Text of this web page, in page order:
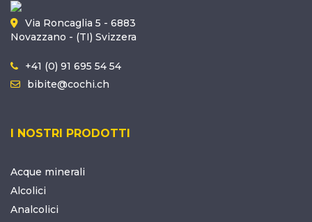
Via Roncaglia 5 - 6883
Novazzano - (TI) Svizzera
+41 (0) 91 695 54 54
bibite@cochi.ch
I NOSTRI PRODOTTI
Acque minerali
Alcolici
Analcolici